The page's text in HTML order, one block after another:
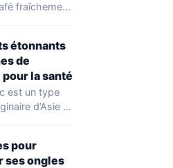
fraîchement
étonnants
de
la santé
est un type
d’Asie et
pour
ses ongles